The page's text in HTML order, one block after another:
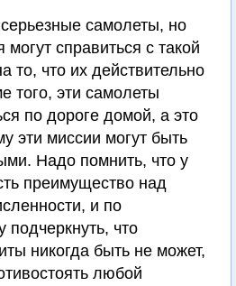
самолеты, но
справиться с такой
то, что их действительно
того, эти самолеты
по дороге домой, а это
эти миссии могут быть
Надо помнить, что у
преимущество над
и по
подчеркнуть, что
никогда быть не может,
любой